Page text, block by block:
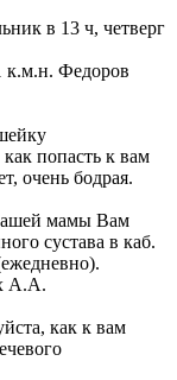
в 13 ч, четверг
к.м.н. Федоров
попасть к вам
очень бодрая.
мамы Вам
сустава в каб.
А.А.
как к вам